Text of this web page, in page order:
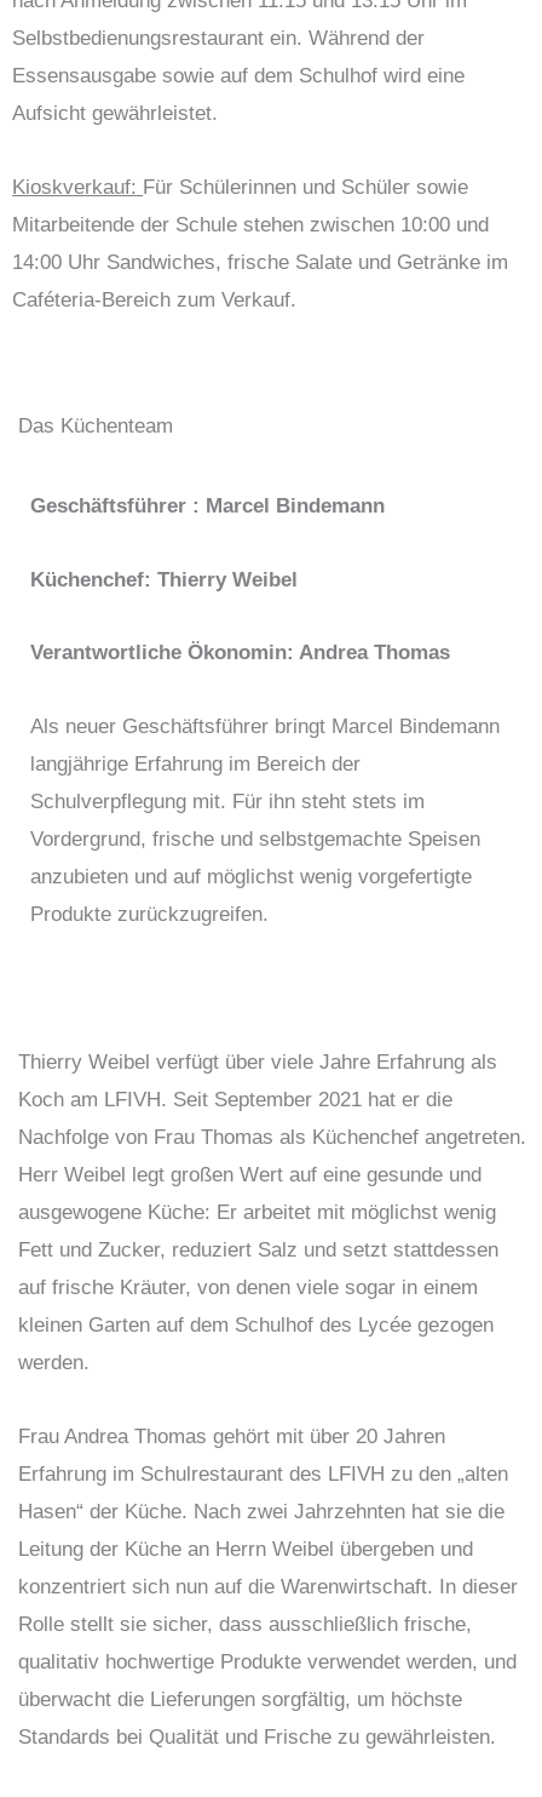
Selbstbedienungsrestaurant ein. Während der
Essensausgabe sowie auf dem Schulhof wird eine
Aufsicht gewährleistet.
Kioskverkauf: Für Schülerinnen und Schüler sowie
Mitarbeitende der Schule stehen zwischen 10:00 und
14:00 Uhr Sandwiches, frische Salate und Getränke im
Caféteria-Bereich zum Verkauf.
Das Küchenteam
Geschäftsführer : Marcel Bindemann
Küchenchef: Thierry Weibel
Verantwortliche Ökonomin: Andrea Thomas
Als neuer Geschäftsführer bringt Marcel Bindemann
langjährige Erfahrung im Bereich der
Schulverpflegung mit. Für ihn steht stets im
Vordergrund, frische und selbstgemachte Speisen
anzubieten und auf möglichst wenig vorgefertigte
Produkte zurückzugreifen.
Thierry Weibel verfügt über viele Jahre Erfahrung als
Koch am LFIVH. Seit September 2021 hat er die
Nachfolge von Frau Thomas als Küchenchef angetreten.
Herr Weibel legt großen Wert auf eine gesunde und
ausgewogene Küche: Er arbeitet mit möglichst wenig
Fett und Zucker, reduziert Salz und setzt stattdessen
auf frische Kräuter, von denen viele sogar in einem
kleinen Garten auf dem Schulhof des Lycée gezogen
werden.
Frau Andrea Thomas gehört mit über 20 Jahren
Erfahrung im Schulrestaurant des LFIVH zu den „alten
Hasen“ der Küche. Nach zwei Jahrzehnten hat sie die
Leitung der Küche an Herrn Weibel übergeben und
konzentriert sich nun auf die Warenwirtschaft. In dieser
Rolle stellt sie sicher, dass ausschließlich frische,
qualitativ hochwertige Produkte verwendet werden, und
überwacht die Lieferungen sorgfältig, um höchste
Standards bei Qualität und Frische zu gewährleisten.